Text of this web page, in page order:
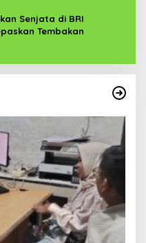
Senjata di BRI
Tembakan